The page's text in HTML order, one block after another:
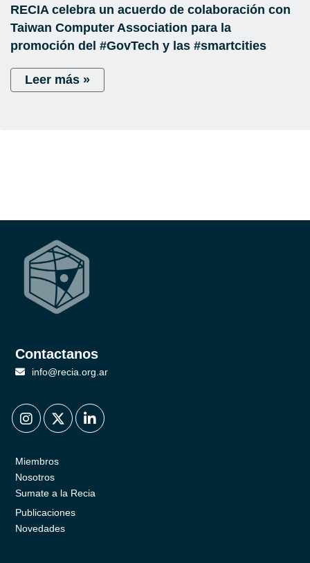
RECIA celebra un acuerdo de colaboración con
Taiwan Computer Association para la
promoción del #GovTech y las #smartcities
Leer más »
Contactanos
info@recia.org.ar
. . .
Miembros
Nosotros
Sumate a la Recia
Publicaciones
Novedades